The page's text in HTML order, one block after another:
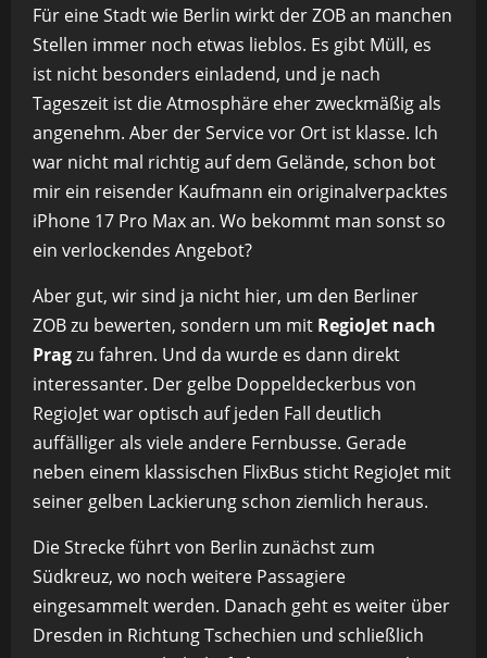
Für eine Stadt wie Berlin wirkt der ZOB an manchen
Stellen immer noch etwas lieblos. Es gibt Müll, es
ist nicht besonders einladend, und je nach
Tageszeit ist die Atmosphäre eher zweckmäßig als
angenehm. Aber der Service vor Ort ist klasse. Ich
war nicht mal richtig auf dem Gelände, schon bot
mir ein reisender Kaufmann ein originalverpacktes
iPhone 17 Pro Max an. Wo bekommt man sonst so
ein verlockendes Angebot?
Aber gut, wir sind ja nicht hier, um den Berliner
ZOB zu bewerten, sondern um mit RegioJet nach
Pragzu fahren. Und da wurde es dann direkt
interessanter. Der gelbe Doppeldeckerbus von
RegioJet war optisch auf jeden Fall deutlich
auffälliger als viele andere Fernbusse. Gerade
neben einem klassischen FlixBus sticht RegioJet mit
seiner gelben Lackierung schon ziemlich heraus.
Die Strecke führt von Berlin zunächst zum
Südkreuz, wo noch weitere Passagiere
eingesammelt werden. Danach geht es weiter über
Dresden in Richtung Tschechien und schließlich